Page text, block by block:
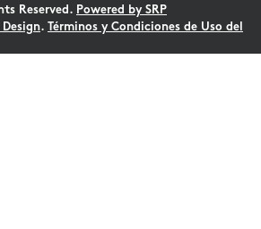
Reserved. Powered by SRP
.
Términos y Condiciones de Uso del